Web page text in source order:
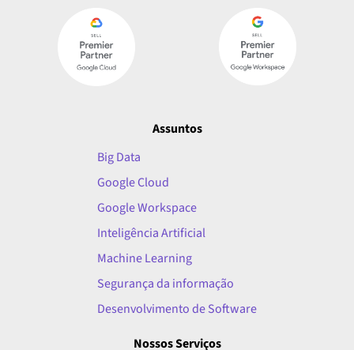
Assuntos
Big Data
Google Cloud
Google Workspace
Inteligência Artificial
Machine Learning
Segurança da informação
Desenvolvimento de Software
Nossos Serviços